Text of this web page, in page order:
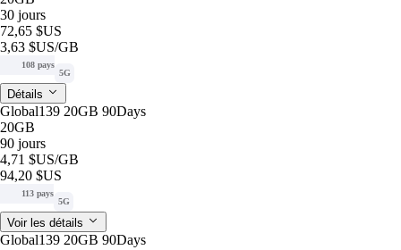
30 jours
72,65 $US
3,63 $US/GB
108 pays
5G
Détails
Global139 20GB 90Days
20GB
90 jours
4,71 $US/GB
94,20 $US
113 pays
5G
Voir les détails
Global139 20GB 90Days